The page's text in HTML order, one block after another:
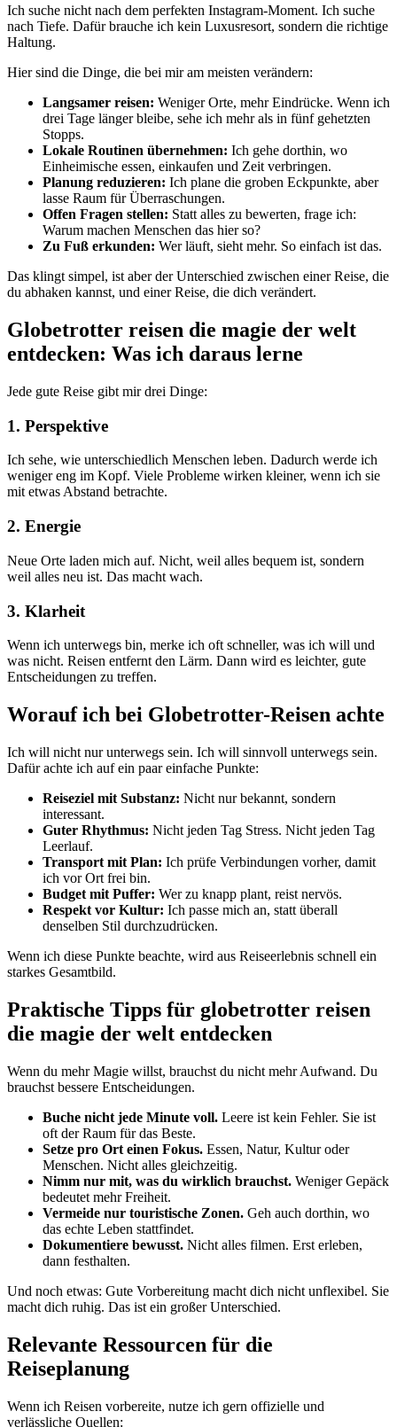
Ich suche nicht nach dem perfekten Instagram-Moment. Ich suche
nach Tiefe. Dafür brauche ich kein Luxusresort, sondern die richtige
Haltung.
Hier sind die Dinge, die bei mir am meisten verändern:
Langsamer reisen: Weniger Orte, mehr Eindrücke. Wenn ich
drei Tage länger bleibe, sehe ich mehr als in fünf gehetzten
Stopps.
Lokale Routinen übernehmen: Ich gehe dorthin, wo
Einheimische essen, einkaufen und Zeit verbringen.
Planung reduzieren: Ich plane die groben Eckpunkte, aber
lasse Raum für Überraschungen.
Offen Fragen stellen: Statt alles zu bewerten, frage ich:
Warum machen Menschen das hier so?
Zu Fuß erkunden: Wer läuft, sieht mehr. So einfach ist das.
Das klingt simpel, ist aber der Unterschied zwischen einer Reise, die
du abhaken kannst, und einer Reise, die dich verändert.
Globetrotter reisen die magie der welt
entdecken: Was ich daraus lerne
Jede gute Reise gibt mir drei Dinge:
1. Perspektive
Ich sehe, wie unterschiedlich Menschen leben. Dadurch werde ich
weniger eng im Kopf. Viele Probleme wirken kleiner, wenn ich sie
mit etwas Abstand betrachte.
2. Energie
Neue Orte laden mich auf. Nicht, weil alles bequem ist, sondern
weil alles neu ist. Das macht wach.
3. Klarheit
Wenn ich unterwegs bin, merke ich oft schneller, was ich will und
was nicht. Reisen entfernt den Lärm. Dann wird es leichter, gute
Entscheidungen zu treffen.
Worauf ich bei Globetrotter-Reisen achte
Ich will nicht nur unterwegs sein. Ich will sinnvoll unterwegs sein.
Dafür achte ich auf ein paar einfache Punkte:
Reiseziel mit Substanz: Nicht nur bekannt, sondern
interessant.
Guter Rhythmus: Nicht jeden Tag Stress. Nicht jeden Tag
Leerlauf.
Transport mit Plan: Ich prüfe Verbindungen vorher, damit
ich vor Ort frei bin.
Budget mit Puffer: Wer zu knapp plant, reist nervös.
Respekt vor Kultur: Ich passe mich an, statt überall
denselben Stil durchzudrücken.
Wenn ich diese Punkte beachte, wird aus Reiseerlebnis schnell ein
starkes Gesamtbild.
Praktische Tipps für globetrotter reisen
die magie der welt entdecken
Wenn du mehr Magie willst, brauchst du nicht mehr Aufwand. Du
brauchst bessere Entscheidungen.
Buche nicht jede Minute voll. Leere ist kein Fehler. Sie ist
oft der Raum für das Beste.
Setze pro Ort einen Fokus. Essen, Natur, Kultur oder
Menschen. Nicht alles gleichzeitig.
Nimm nur mit, was du wirklich brauchst. Weniger Gepäck
bedeutet mehr Freiheit.
Vermeide nur touristische Zonen. Geh auch dorthin, wo
das echte Leben stattfindet.
Dokumentiere bewusst. Nicht alles filmen. Erst erleben,
dann festhalten.
Und noch etwas: Gute Vorbereitung macht dich nicht unflexibel. Sie
macht dich ruhig. Das ist ein großer Unterschied.
Relevante Ressourcen für die
Reiseplanung
Wenn ich Reisen vorbereite, nutze ich gern offizielle und
verlässliche Quellen: